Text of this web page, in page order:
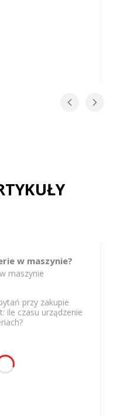
w maszynie?
maszynie
przy zakupie
ile czasu urządzenie
wszystkim od mocy